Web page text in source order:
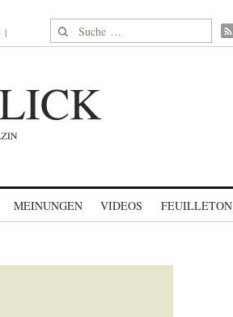
Suche nach:
MEINUNGEN VIDEOS FEUILLETON